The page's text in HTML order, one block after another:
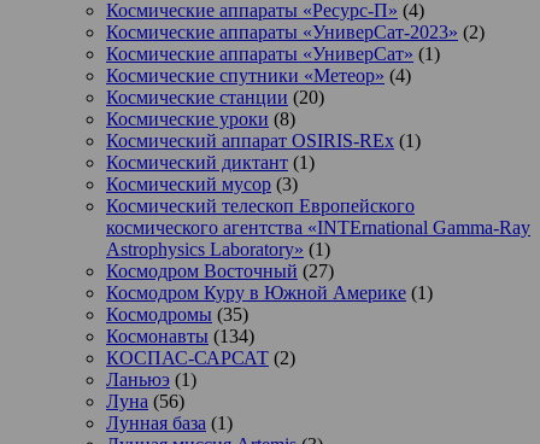
Космические аппараты «Ресурс-П» (4)
Космические аппараты «УниверСат-2023» (2)
Космические аппараты «УниверСат» (1)
Космические спутники «Метеор» (4)
Космические станции (20)
Космические уроки (8)
Космический аппарат OSIRIS-REx (1)
Космический диктант (1)
Космический мусор (3)
Космический телескоп Европейского
космического агентства «INTErnational Gamma-Ray
Astrophysics Laboratory» (1)
Космодром Восточный (27)
Космодром Куру в Южной Америке (1)
Космодромы (35)
Космонавты (134)
КОСПАС-САРСАТ (2)
Ланьюэ (1)
Луна (56)
Лунная база (1)